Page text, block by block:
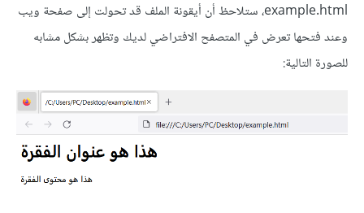
example.html، ستلاحظ أن أيقونة الملف قد تحولت إلى صفحة ويب
وعند فتحها تعرض في المتصفح الافتراضي لديك وتظهر بشكل مشابه
للصورة التالية: